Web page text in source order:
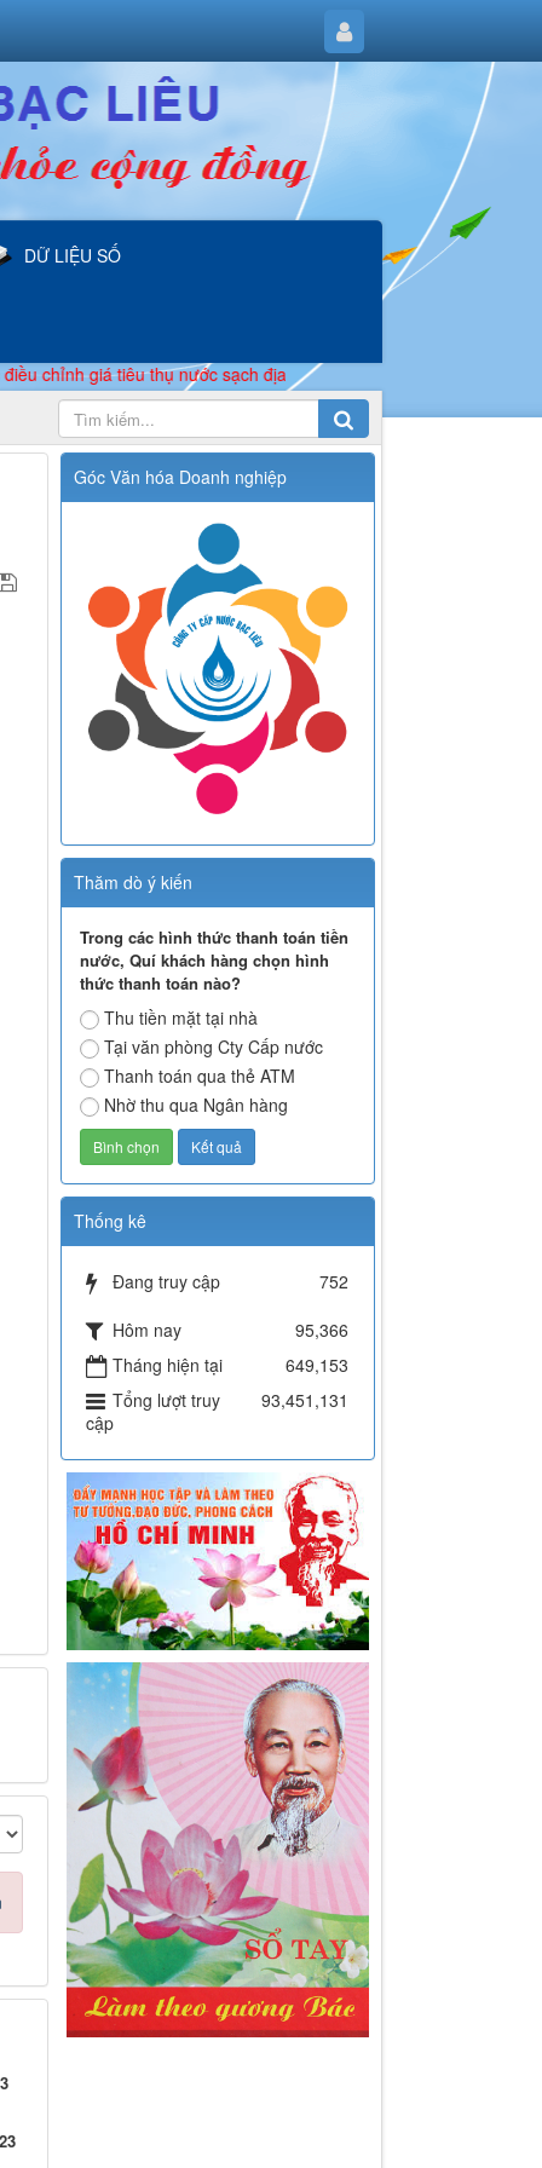
DỮ LIỆU SỐ
giá tiêu thụ nước sạch địa bàn một số phường, xã thuộc tỉnh Cà
Góc Văn hóa Doanh nghiệp
Thăm dò ý kiến
Trong các hình thức thanh toán tiền
nước, Quí khách hàng chọn hình
thức thanh toán nào?
Thu tiền mặt tại nhà
Tại văn phòng Cty Cấp nước
Thanh toán qua thẻ ATM
Nhờ thu qua Ngân hàng
Thống kê
Đang truy cập
752
Hôm nay
95,366
Tháng hiện tại
649,153
Tổng lượt truy
cập
93,451,131